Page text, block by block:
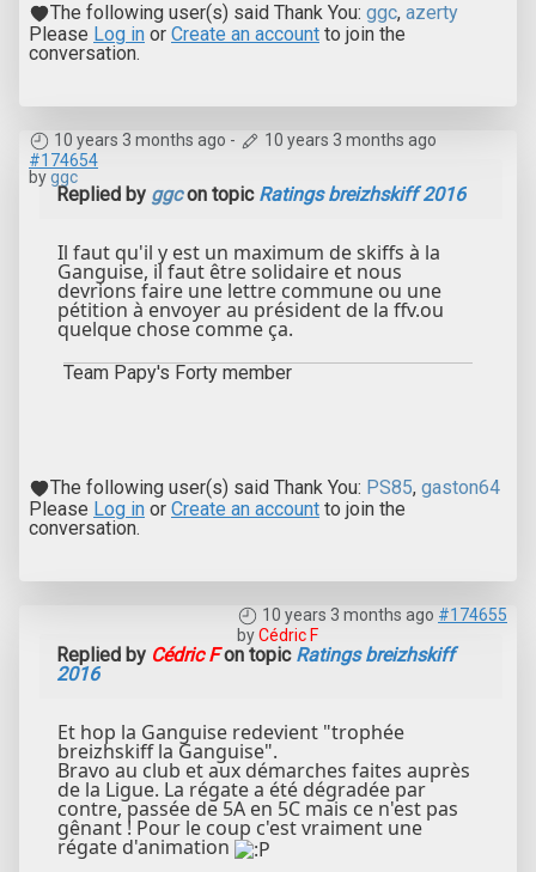
The following user(s) said Thank You: ggc, azerty
Please Log in or Create an account to join the
conversation.
10 years 3 months ago -
10 years 3 months ago
#174654
byggc
Replied by ggcon topic Ratings breizhskiff 2016
Il faut qu'il y est un maximum de skiffs à la
Ganguise, il faut être solidaire et nous
devrions faire une lettre commune ou une
pétition à envoyer au président de la ffv.ou
quelque chose comme ça.
Team Papy's Forty member
The following user(s) said Thank You: PS85, gaston64
Please Log in or Create an account to join the
conversation.
10 years 3 months ago #174655
byCédric F
Replied by Cédric Fon topic Ratings breizhskiff
2016
Et hop la Ganguise redevient "trophée
breizhskiff la Ganguise".
Bravo au club et aux démarches faites auprès
de la Ligue. La régate a été dégradée par
contre, passée de 5A en 5C mais ce n'est pas
gênant ! Pour le coup c'est vraiment une
régate d'animation